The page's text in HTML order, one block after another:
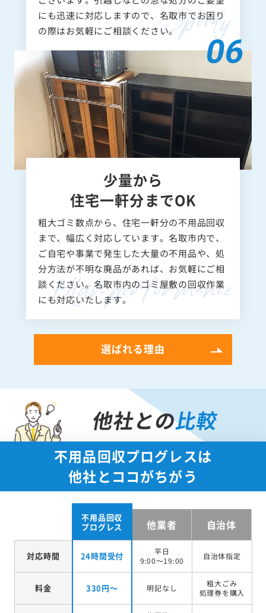
にも迅速に対応しますので、名取市でお困り
の際はお気軽にご相談ください。
少量から
住宅一軒分までOK
粗大ゴミ数点から、住宅一軒分の不用品回収
まで、幅広く対応しています。名取市内で、
ご自宅や事業で発生した大量の不用品や、処
分方法が不明な廃品があれば、お気軽にご相
談ください。名取市内のゴミ屋敷の回収作業
にも対応いたします。
選ばれる理由
他社との比較
不用品回収プログレスは
他社とココがちがう
不用品回収
プログレス
他業者 自治体
対応時間 24時間受付
平日
9:00～19:00
自治体指定
料金 330円～ 明記なし
粗大ごみ
処理券を購入